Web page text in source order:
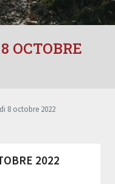
OCTOBRE
8 octobre 2022
2022